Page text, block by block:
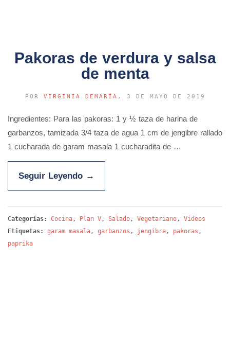
Pakoras de verdura y salsa
de menta
POR VIRGINIA DEMARÍA , 3 DE MAYO DE 2019
Ingredientes: Para las pakoras: 1 y ½ taza de harina de
garbanzos, tamizada 3/4 taza de agua 1 cm de jengibre rallado
1 cucharada de garam masala 1 cucharadita de …
Seguir Leyendo →
Categorías: Cocina, Plan V, Salado, Vegetariano, Videos
Etiquetas:
garam masala, garbanzos , jengibre, pakoras ,
paprika